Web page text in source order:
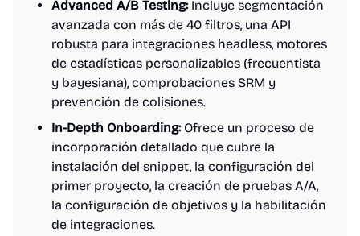
Advanced A/B Testing:Incluye segmentación
avanzada con más de 40 filtros, una API
robusta para integraciones headless, motores
de estadísticas personalizables (frecuentista
y bayesiana), comprobaciones SRM y
prevención de colisiones.
In-Depth Onboarding:Ofrece un proceso de
incorporación detallado que cubre la
instalación del snippet, la configuración del
primer proyecto, la creación de pruebas A/A,
la configuración de objetivos y la habilitación
de integraciones.